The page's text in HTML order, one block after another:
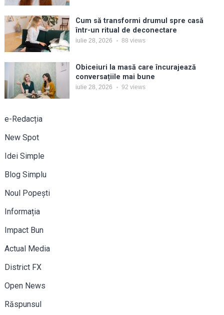
Cum să transformi drumul spre casă
într-un ritual de deconectare
iulie 28, 2026 88 views
Obiceiuri la masă care încurajează
conversațiile mai bune
iulie 28, 2026 92 views
e-Redacția
New Spot
Idei Simple
Blog Simplu
Noul Popești
Informația
Impact Bun
Actual Media
District FX
Open News
Răspunsul